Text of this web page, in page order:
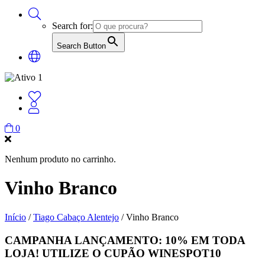
Search for:
Search Button
0
Nenhum produto no carrinho.
Vinho Branco
Início /Tiago Cabaço Alentejo / Vinho Branco
CAMPANHA LANÇAMENTO: 10% EM TODA
LOJA! UTILIZE O CUPÃO WINESPOT10